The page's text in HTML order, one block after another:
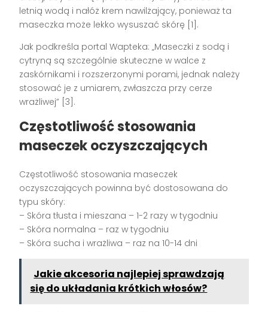
letnią wodą i nałóż krem nawilżający, ponieważ ta
maseczka może lekko wysuszać skórę [1].
Jak podkreśla portal Wapteka: „Maseczki z sodą i
cytryną są szczególnie skuteczne w walce z
zaskórnikami i rozszerzonymi porami, jednak należy
stosować je z umiarem, zwłaszcza przy cerze
wrażliwej” [3].
Częstotliwość stosowania
maseczek oczyszczających
Częstotliwość stosowania maseczek
oczyszczających powinna być dostosowana do
typu skóry:
– Skóra tłusta i mieszana – 1-2 razy w tygodniu
– Skóra normalna – raz w tygodniu
– Skóra sucha i wrażliwa – raz na 10-14 dni
Jakie akcesoria najlepiej sprawdzają
się do układania krótkich włosów?